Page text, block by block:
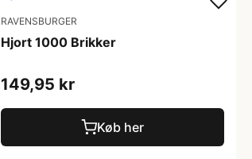
RAVENSBURGER
Hjort 1000 Brikker
149,95 kr
Køb her